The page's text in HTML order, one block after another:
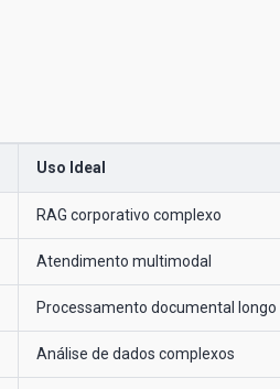
Uso Ideal
RAG corporativo complexo
Atendimento multimodal
Processamento documental longo
Análise de dados complexos